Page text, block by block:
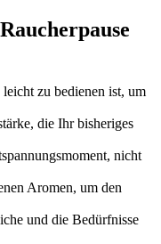
zu bedienen ist, um
die Ihr bisheriges
nicht
Aromen, um den
und die Bedürfnisse